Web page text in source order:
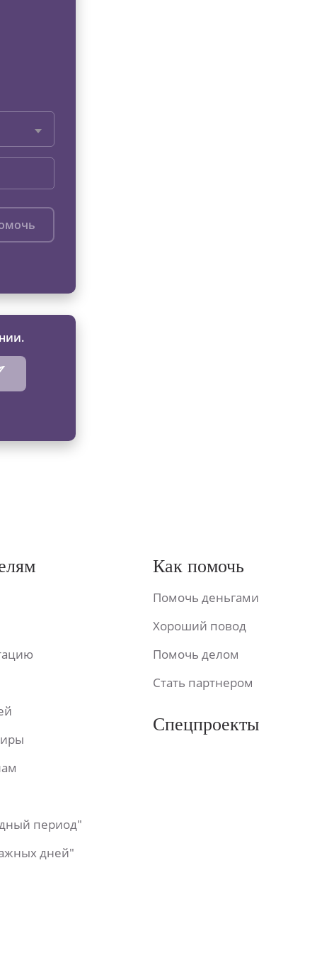
период"
дней"
Как помочь
Помочь деньгами
Хороший повод
Помочь делом
Стать партнером
Спецпроекты